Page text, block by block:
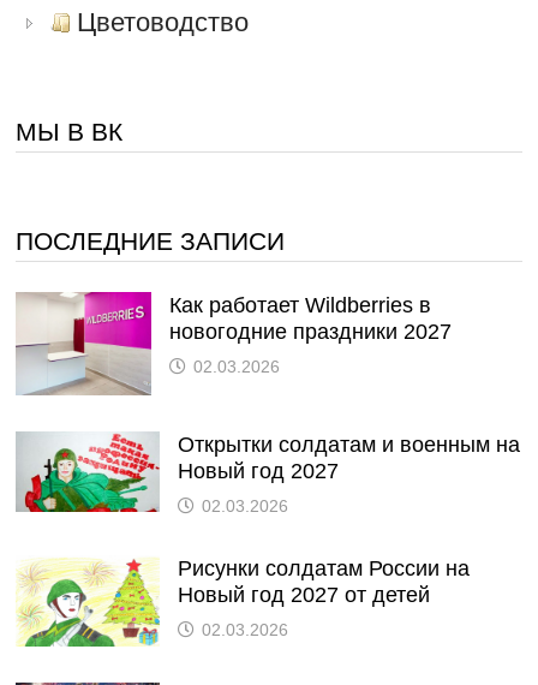
Цветоводство
МЫ В ВК
ПОСЛЕДНИЕ ЗАПИСИ
Как работает Wildberries в
новогодние праздники 2027
02.03.2026
Открытки солдатам и военным на
Новый год 2027
02.03.2026
Рисунки солдатам России на
Новый год 2027 от детей
02.03.2026